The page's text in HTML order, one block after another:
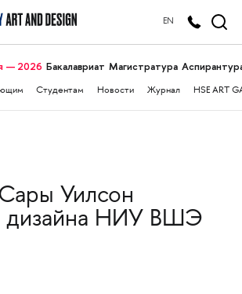
EN
— 2026 Бакалавриат Магистратура
Студентам Новости Журнал HSE ART
Уилсон
дизайна НИУ ВШЭ